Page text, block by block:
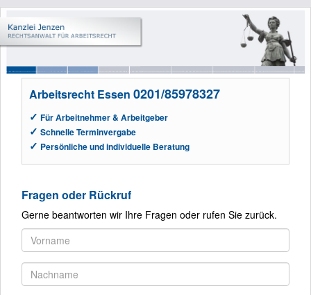
Arbeitsrecht Essen 0201/85978327
✓ Für Arbeitnehmer & Arbeitgeber
✓ Schnelle Terminvergabe
✓ Persönliche und individuelle Beratung
Fragen oder Rückruf
Gerne beantworten wir Ihre Fragen oder rufen Sie zurück.